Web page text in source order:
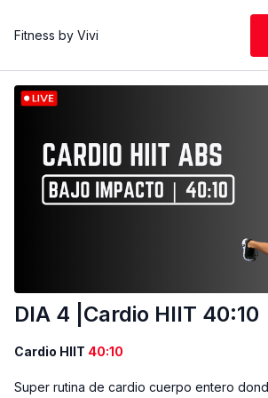
Fitness by Vivi
DIA 4 |Cardio HIIT 40:10
Cardio HIIT 40:10
Super rutina de cardio cuerpo entero